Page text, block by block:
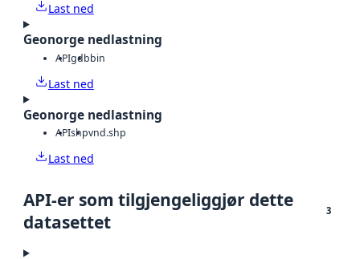
Last ned
Geonorge nedlastning
APIgdbbin
Last ned
Geonorge nedlastning
APIshpvnd.shp
Last ned
API-er som tilgjengeliggjør dette
datasettet
3